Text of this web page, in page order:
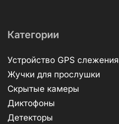
Категории
Устройство GPS слежения
Жучки для прослушки
Скрытые камеры
Диктофоны
Детекторы